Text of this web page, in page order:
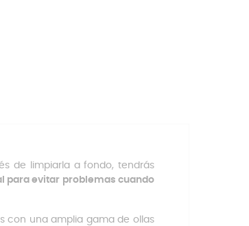
de limpiarla a fondo, tendrás
para evitar problemas cuando
con una amplia gama de ollas